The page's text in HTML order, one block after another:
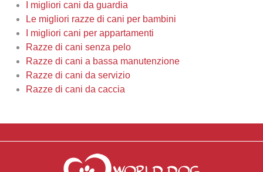
I migliori cani da guardia
Le migliori razze di cani per bambini
I migliori cani per appartamenti
Razze di cani senza pelo
Razze di cani a bassa manutenzione
Razze di cani da servizio
Razze di cani da caccia